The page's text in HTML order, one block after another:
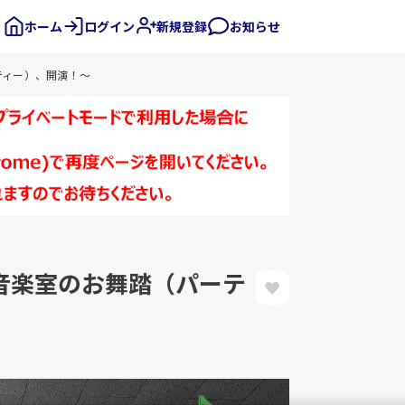
ホーム ログイン 新規登録 お知らせ
ー）、開演！～
室のお舞踏（パーテ